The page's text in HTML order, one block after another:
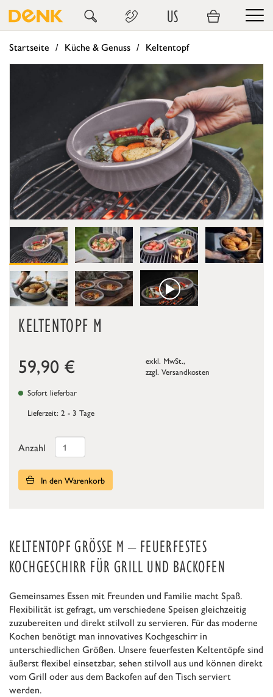
US
Startseite Küche & Genuss Keltentopf
KELTENTOPF M
59,90 €
exkl. MwSt.,
zzgl. Versandkosten
Sofort lieferbar
Lieferzeit: 2 - 3 Tage
Anzahl
In den Warenkorb
KELTENTOPF GRÖSSE M – FEUERFESTES K
OCHGESCHIRR FÜR GRILL UND BACKOFEN
Gemeinsames Essen mit Freunden und Familie macht Spaß.
Flexibilität ist gefragt, um verschiedene Speisen gleichzeitig
zuzubereiten und direkt stilvoll zu servieren. Für das moderne
Kochen benötigt man innovatives Kochgeschirr in
unterschiedlichen Größen. Unsere feuerfesten Keltentöpfe sind
äußerst flexibel einsetzbar, sehen stilvoll aus und können direkt
vom Grill oder aus dem Backofen auf den Tisch serviert
werden.